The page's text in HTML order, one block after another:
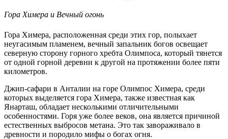
Гора Химера и Вечный огонь
Гора Химера, расположенная среди этих гор, полыхает
неугасимым пламенем, вечный запальник богов освещает
северную сторону горного хребта Олимпоса, который тянется
от одной горной деревни к другой на протяжении более пяти
километров.
Джип-сафари в Анталии на горе Олимпос Химера, среди
которых выделяется гора Химера, также известная как
Янарташ, обладает несколькими отличительными
особенностями. Горя уже более веков, она является причиной
естественных выбросов метана. Это так завораживало в
древности и породило мифы о богах огня.